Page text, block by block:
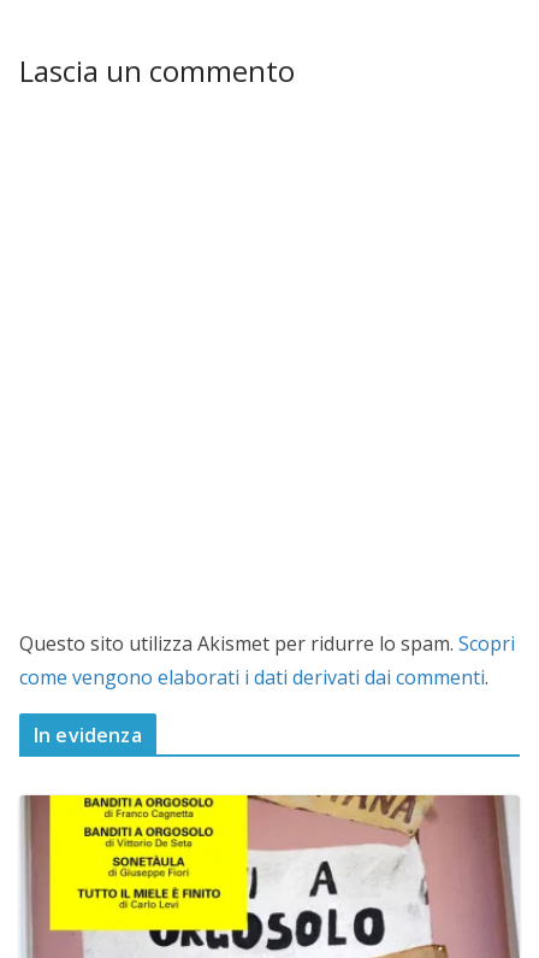
Lascia un commento
Questo sito utilizza Akismet per ridurre lo spam. Scopri
come vengono elaborati i dati derivati dai commenti.
In evidenza